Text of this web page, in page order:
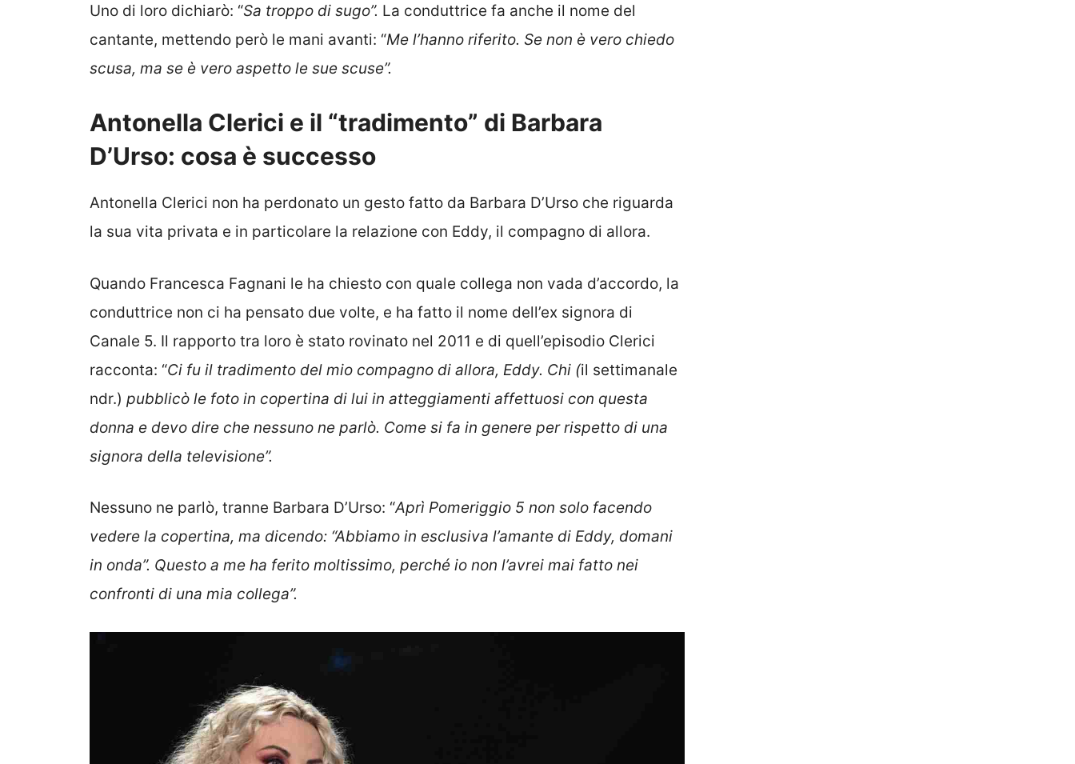
Uno di loro dichiarò: “Sa troppo di sugo”. La conduttrice fa anche il nome del
cantante, mettendo però le mani avanti: “Me l’hanno riferito. Se non è vero chiedo
scusa, ma se è vero aspetto le sue scuse”.
Antonella Clerici e il “tradimento” di Barbara
D’Urso: cosa è successo
Antonella Clerici non ha perdonato un gesto fatto da Barbara D’Urso che riguarda
la sua vita privata e in particolare la relazione con Eddy, il compagno di allora.
Quando Francesca Fagnani le ha chiesto con quale collega non vada d’accordo, la
conduttrice non ci ha pensato due volte, e ha fatto il nome dell’ex signora di
Canale 5. Il rapporto tra loro è stato rovinato nel 2011 e di quell’episodio Clerici
racconta: “Ci fu il tradimento del mio compagno di allora, Eddy. Chi (il settimanale
ndr.) pubblicò le foto in copertina di lui in atteggiamenti affettuosi con questa
donna e devo dire che nessuno ne parlò. Come si fa in genere per rispetto di una
signora della televisione”.
Nessuno ne parlò, tranne Barbara D’Urso: “Aprì Pomeriggio 5 non solo facendo
vedere la copertina, ma dicendo: “Abbiamo in esclusiva l’amante di Eddy, domani
in onda”. Questo a me ha ferito moltissimo, perché io non l’avrei mai fatto nei
confronti di una mia collega”.